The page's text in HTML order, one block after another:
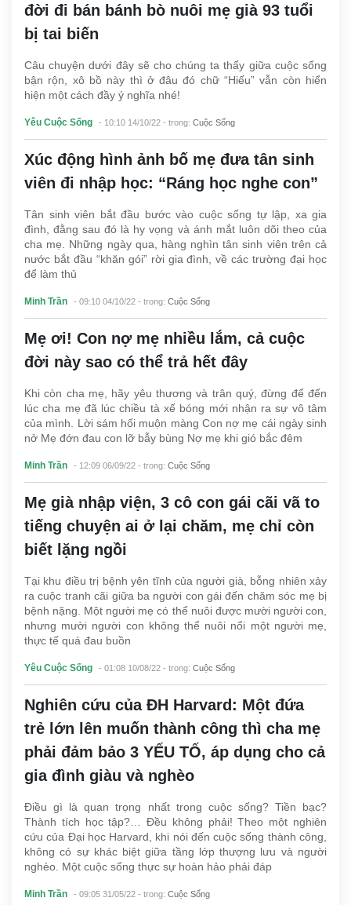
đời đi bán bánh bò nuôi mẹ già 93 tuổi
bị tai biến
Câu chuyện dưới đây sẽ cho chúng ta thấy giữa cuộc sống
bận rộn, xô bồ này thì ở đâu đó chữ “Hiếu” vẫn còn hiển
hiện một cách đầy ý nghĩa nhé!
Yêu Cuộc Sống - 10:10 14/10/22 - trong: Cuộc Sống
Xúc động hình ảnh bố mẹ đưa tân sinh
viên đi nhập học: “Ráng học nghe con”
Tân sinh viên bắt đầu bước vào cuộc sống tự lập, xa gia
đình, đằng sau đó là hy vọng và ánh mắt luôn dõi theo của
cha mẹ. Những ngày qua, hàng nghìn tân sinh viên trên cả
nước bắt đầu “khăn gói” rời gia đình, về các trường đại học
để làm thủ
Minh Trần - 09:10 04/10/22 - trong: Cuộc Sống
Mẹ ơi! Con nợ mẹ nhiều lắm, cả cuộc
đời này sao có thể trả hết đây
Khi còn cha mẹ, hãy yêu thương và trân quý, đừng để đến
lúc cha mẹ đã lúc chiều tà xế bóng mới nhận ra sự vô tâm
của mình. Lời sám hối muộn màng Con nợ mẹ cái ngày sinh
nở Mẹ đớn đau con lỡ bẫy bùng Nợ mẹ khi gió bắc đêm
Minh Trần - 12:09 06/09/22 - trong: Cuộc Sống
Mẹ già nhập viện, 3 cô con gái cãi vã to
tiếng chuyện ai ở lại chăm, mẹ chỉ còn
biết lặng ngồi
Tại khu điều trị bệnh yên tĩnh của người già, bỗng nhiên xảy
ra cuộc tranh cãi giữa ba người con gái đến chăm sóc mẹ bị
bệnh nặng. Một người mẹ có thể nuôi được mười người con,
nhưng mười người con không thể nuôi nổi một người mẹ,
thực tế quá đau buồn
Yêu Cuộc Sống - 01:08 10/08/22 - trong: Cuộc Sống
Nghiên cứu của ĐH Harvard: Một đứa
trẻ lớn lên muốn thành công thì cha mẹ
phải đảm bảo 3 YẾU TỐ, áp dụng cho cả
gia đình giàu và nghèo
Điều gì là quan trọng nhất trong cuộc sống? Tiền bạc?
Thành tích học tập?… Đều không phải! Theo một nghiên
cứu của Đại học Harvard, khi nói đến cuộc sống thành công,
không có sự khác biệt giữa tầng lớp thượng lưu và người
nghèo. Một cuộc sống thực sự hoàn hảo phải đáp
Minh Trần - 09:05 31/05/22 - trong: Cuộc Sống